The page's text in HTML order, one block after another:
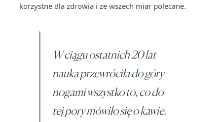
korzystne dla zdrowia i ze wszech miar polecane.
W ciągu ostatnich 20 lat
nauka przewróciła do góry
nogami wszystko to, co do
tej pory mówiło się o kawie.